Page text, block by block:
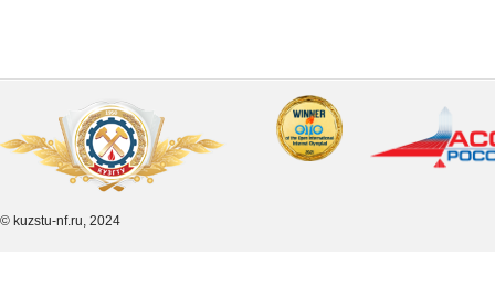
© kuzstu-nf.ru, 2024